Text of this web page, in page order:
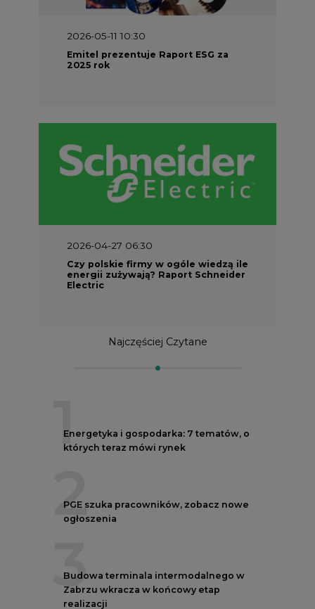
2026-05-11 10:30
Emitel prezentuje Raport ESG za
2025 rok
2026-04-27 06:30
Czy polskie firmy w ogóle wiedzą ile
energii zużywają? Raport Schneider
Electric
Najczęściej Czytane
1
Energetyka i gospodarka: 7 tematów, o
których teraz mówi rynek
2
PGE szuka pracowników, zobacz nowe
ogłoszenia
3
Budowa terminala intermodalnego w
Zabrzu wkracza w końcowy etap
realizacji